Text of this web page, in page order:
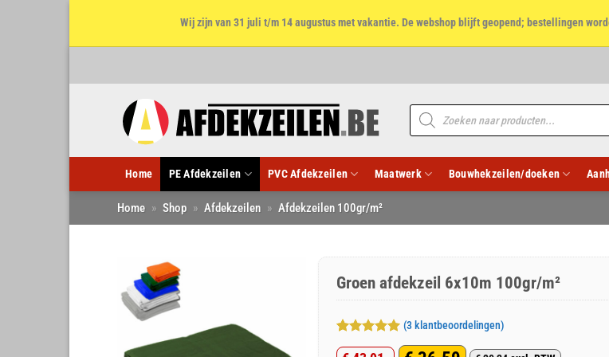
Wij zijn van 31 juli t/m 14 augustus met vakantie. De webshop blijft geopend; bestellingen
Producten
zoeken
Home PE Afdekzeilen PVC Afdekzeilen Maatwerk Bouwhekzeilen/doeken
Home » Shop » Afdekzeilen » Afdekzeilen 100gr/m²
Groen afdekzeil 6x10m 100gr/m²
Gewaardeerd
3
(3 klantbeoordelingen)